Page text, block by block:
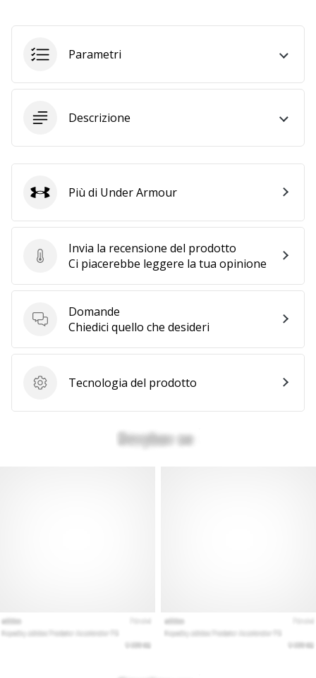
tutti gli
Parametri
Descrizione
Invia la recensione del prodotto
Invia la recensione del prodotto
Ci piacerebbe leggere la tua opinione
Domande
Domande
Chiedici quello che desideri
Tecnologia del prodotto
Tecnologia del prodotto
Under Armour
Più di Under Armour